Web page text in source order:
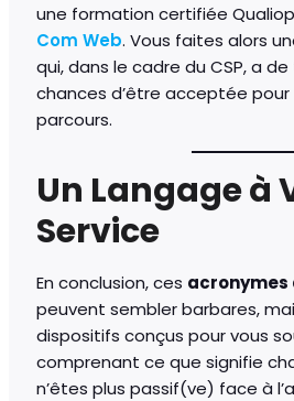
une formation certifiée
Com Web. Vous faites alors
qui, dans le cadre du CSP, a
chances d’être acceptée
parcours.
Un Langage à
Service
En conclusion, ces acronymes
peuvent sembler barbares,
dispositifs conçus pour vous
comprenant ce que signifie
n’êtes plus passif(ve) face à